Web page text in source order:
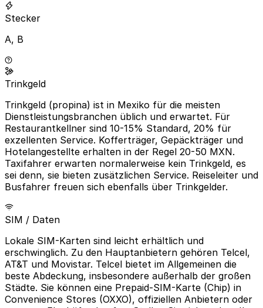
Stecker
A, B
Trinkgeld
Trinkgeld (propina) ist in Mexiko für die meisten
Dienstleistungsbranchen üblich und erwartet. Für
Restaurantkellner sind 10-15% Standard, 20% für
exzellenten Service. Kofferträger, Gepäckträger und
Hotelangestellte erhalten in der Regel 20-50 MXN.
Taxifahrer erwarten normalerweise kein Trinkgeld, es
sei denn, sie bieten zusätzlichen Service. Reiseleiter und
Busfahrer freuen sich ebenfalls über Trinkgelder.
SIM / Daten
Lokale SIM-Karten sind leicht erhältlich und
erschwinglich. Zu den Hauptanbietern gehören Telcel,
AT&T und Movistar. Telcel bietet im Allgemeinen die
beste Abdeckung, insbesondere außerhalb der großen
Städte. Sie können eine Prepaid-SIM-Karte (Chip) in
Convenience Stores (OXXO), offiziellen Anbietern oder